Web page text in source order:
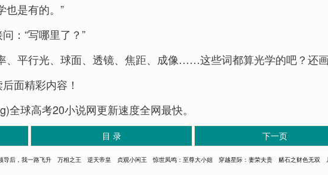
也是有的。”
：“写哪里了？”
、平行光、球面、透镜、焦距、成像……这些词都算光学的吧？还
面精彩内容！
球高考20小说网更新速度全网最快。
目 录 下一页
导后，我一路飞升 万相之王 逆天帝皇 贞观小闲王 惊世凤鸣：至尊大小姐 穿越星际：妻荣夫贵 赌石之财色无双